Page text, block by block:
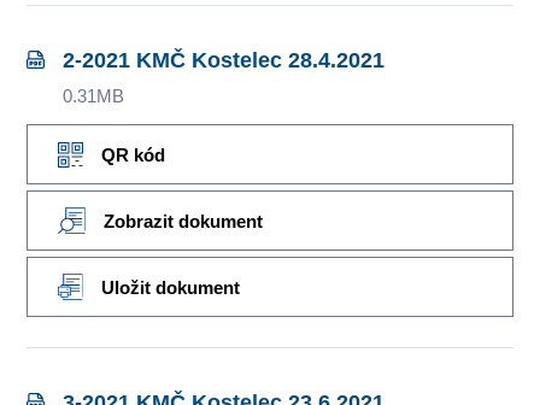
2-2021 KMČ Kostelec 28.4.2021
0.31MB
QR kód
Zobrazit dokument
Uložit dokument